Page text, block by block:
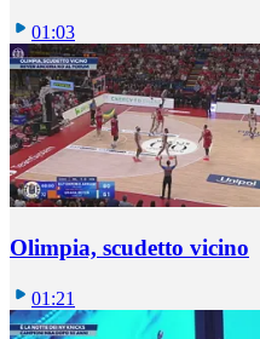
01:03
Olimpia, scudetto vicino
01:21